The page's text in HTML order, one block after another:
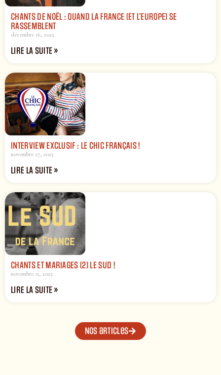
CHANTS DE NOËL : QUAND LA FRANCE (ET L’EUROPE) SE
RASSEMBLENT
décembre 16, 2025
LIRE LA SUITE »
INTERVIEW EXCLUSIF : LE CHIC FRANÇAIS !
novembre 27, 2025
LIRE LA SUITE »
CHANTS ET MARIAGES (2) LE SUD !
novembre 11, 2025
LIRE LA SUITE »
Nos articles